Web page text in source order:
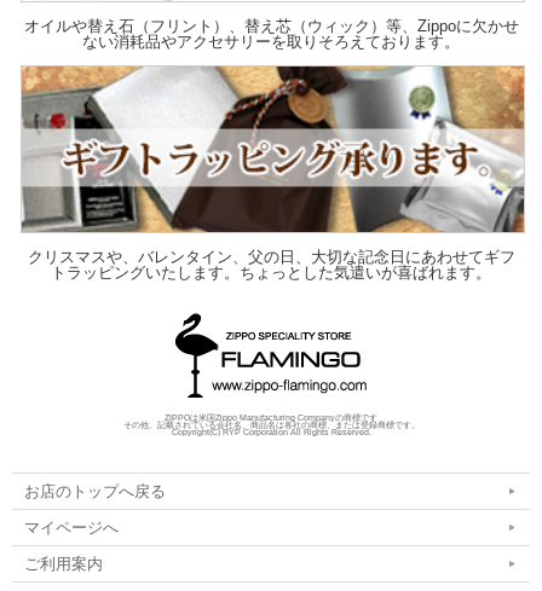
オイルや替え石（フリント）、替え芯（ウィック）等、Zippoに欠かせ
ない消耗品やアクセサリーを取りそろえております。
クリスマスや、バレンタイン、父の日、大切な記念日にあわせてギフ
トラッピングいたします。ちょっとした気遣いが喜ばれます。
ZIPPOは米国Zippo Manufacturing Companyの商標です
その他、記載されている会社名、商品名は各社の商標、または登録商標です。
Copyright(C) RYP Corporation All Rights Reserved.
お店のトップへ戻る
マイページへ
ご利用案内